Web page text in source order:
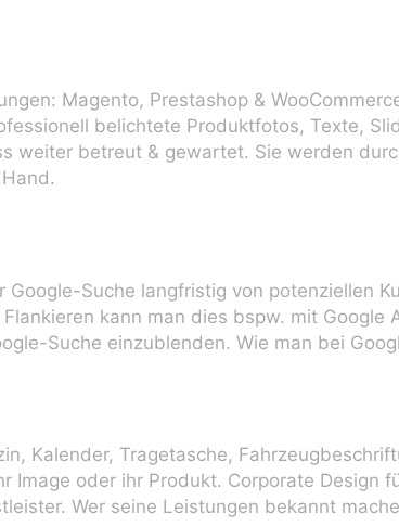
Magento, Prestashop &
belichtete Produktfotos, Texte,
weiter betreut & gewartet. Sie werden
Suche langfristig von potenziellen
kann man dies bspw. mit Google
Suche einzublenden. Wie man bei
Kalender, Tragetasche,
oder ihr Produkt. Corporate Design
Wer seine Leistungen bekannt